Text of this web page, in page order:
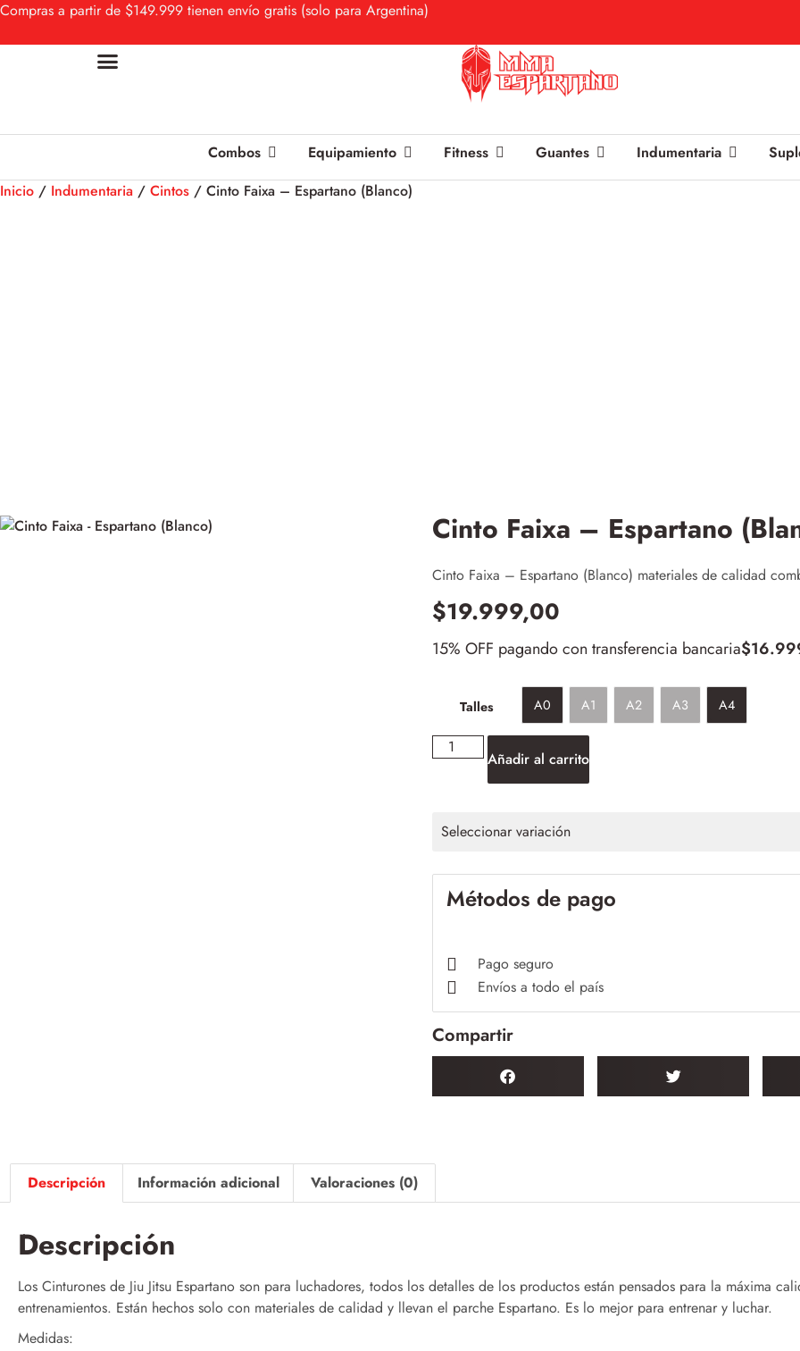
Compras a partir de $149.999 tienen envío gratis (solo para Argentina)
Combos Equipamiento Fitness Guantes Indumentaria
Inicio / Indumentaria / Cintos / Cinto Faixa – Espartano (Blanco)
Cinto Faixa – Espartano
Cinto Faixa – Espartano (Blanco) materiales de calidad
$19.999,00
15% OFF pagando con transferencia bancaria$
Talles A0 A1 A2 A3 A4
Añadir al carrito
Seleccionar variación
Métodos de pago
Pago seguro
Envíos a todo el país
Compartir
Descripción Información adicional Valoraciones (0)
Descripción
Los Cinturones de Jiu Jitsu Espartano son para luchadores, todos los detalles de los productos están pensados para la máxima
entrenamientos. Están hechos solo con materiales de calidad y llevan el parche Espartano. Es lo mejor para entrenar y luchar.
Medidas: